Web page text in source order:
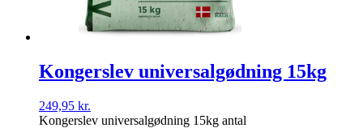
Kongerslev universalgødning 15kg
249,95 kr.
Kongerslev universalgødning 15kg antal